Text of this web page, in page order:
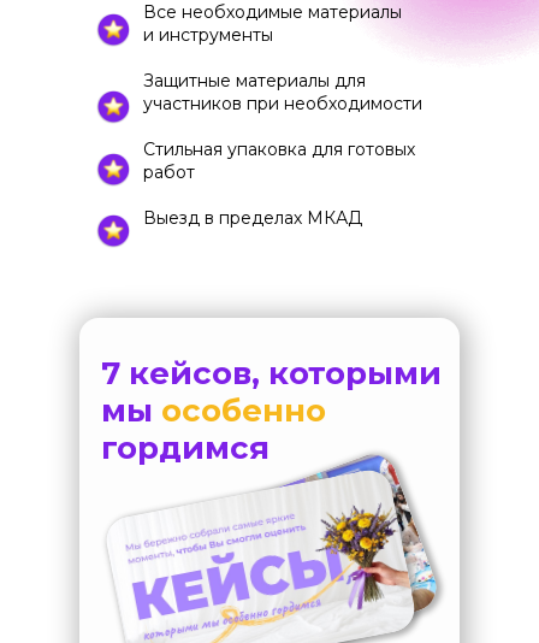
Все необходимые материалы
и инструменты
Защитные материалы для
участников при необходимости
Стильная упаковка для готовых
работ
Выезд в пределах МКАД
7 кейсов, которыми
мы особенно
гордимся